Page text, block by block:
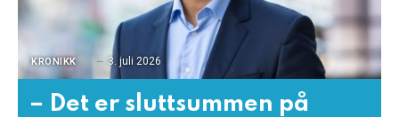
KRONIKK 3. juli 2026
– Det er sluttsummen på